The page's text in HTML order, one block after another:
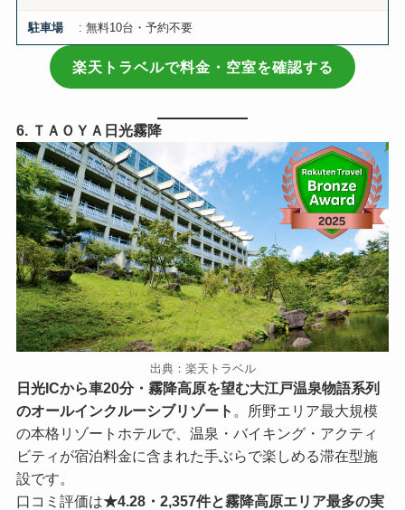
駐車場 : 無料10台・予約不要
楽天トラベルで料金・空室を確認する
6. ＴＡＯＹＡ日光霧降
出典：楽天トラベル
日光ICから車20分・霧降高原を望む大江戸温泉物語系列
のオールインクルーシブリゾート 。所野エリア最大規模
の本格リゾートホテルで、温泉・バイキング・アクティ
ビティが宿泊料金に含まれた手ぶらで楽しめる滞在型施
設です。
口コミ評価は★4.28・2,357件と霧降高原エリア最多の実